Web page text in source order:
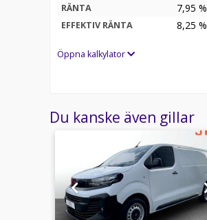
RÄNTA 7,95 %
EFFEKTIV RÄNTA 8,25 %
Öppna kalkylator
Du kanske även gillar